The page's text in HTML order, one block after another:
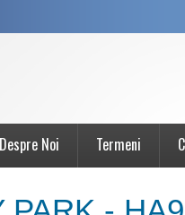
Despre Noi Termeni